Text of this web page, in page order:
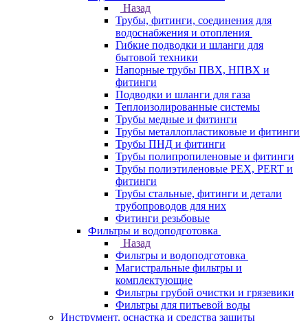
Назад
Трубы, фитинги, соединения для
водоснабжения и отопления
Гибкие подводки и шланги для
бытовой техники
Напорные трубы ПВХ, НПВХ и
фитинги
Подводки и шланги для газа
Теплоизолированные системы
Трубы медные и фитинги
Трубы металлопластиковые и фитинги
Трубы ПНД и фитинги
Трубы полипропиленовые и фитинги
Трубы полиэтиленовые PEX, PERT и
фитинги
Трубы стальные, фитинги и детали
трубопроводов для них
Фитинги резьбовые
Фильтры и водоподготовка
Назад
Фильтры и водоподготовка
Магистральные фильтры и
комплектующие
Фильтры грубой очистки и грязевики
Фильтры для питьевой воды
Инструмент, оснастка и средства защиты